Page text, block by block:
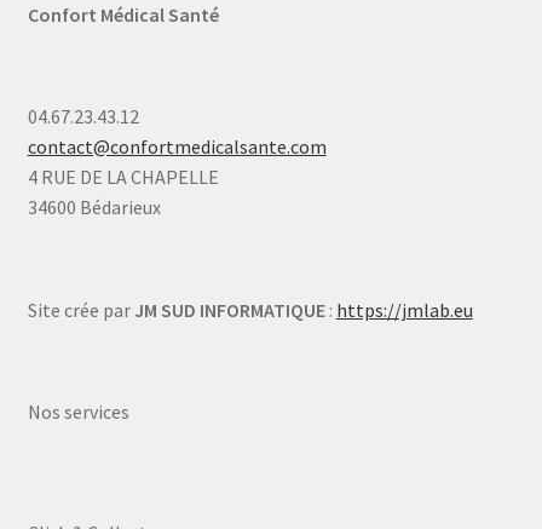
Confort Médical Santé
04.67.23.43.12
contact@confortmedicalsante.com
4 RUE DE LA CHAPELLE
34600 Bédarieux
Site crée par JM SUD INFORMATIQUE: https://jmlab.eu
Nos services